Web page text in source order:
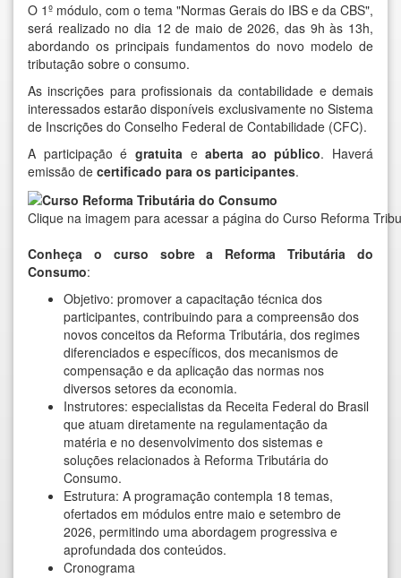
O 1º módulo, com o tema "Normas Gerais do IBS e da CBS",
será realizado no dia 12 de maio de 2026, das 9h às 13h,
abordando os principais fundamentos do novo modelo de
tributação sobre o consumo.
As inscrições para profissionais da contabilidade e demais
interessados estarão disponíveis exclusivamente no Sistema
de Inscrições do Conselho Federal de Contabilidade (CFC).
A participação é gratuitaeaberta ao público. Haverá
emissão de certificado para os participantes.
Clique na imagem para acessar a página do Curso Reforma
Conheça o curso sobre a Reforma Tributária do
Consumo:
Objetivo: promover a capacitação técnica dos
participantes, contribuindo para a compreensão dos
novos conceitos da Reforma Tributária, dos regimes
diferenciados e específicos, dos mecanismos de
compensação e da aplicação das normas nos
diversos setores da economia.
Instrutores: especialistas da Receita Federal do Brasil
que atuam diretamente na regulamentação da
matéria e no desenvolvimento dos sistemas e
soluções relacionados à Reforma Tributária do
Consumo.
Estrutura: A programação contempla 18 temas,
ofertados em módulos entre maio e setembro de
2026, permitindo uma abordagem progressiva e
aprofundada dos conteúdos.
Cronograma